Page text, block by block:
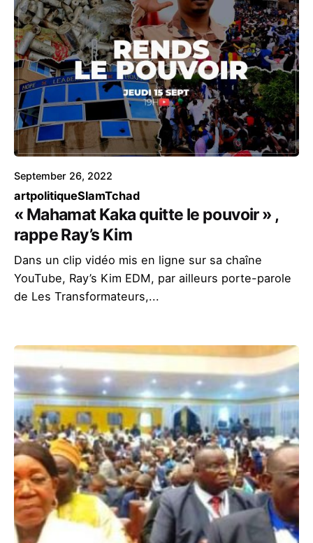
September 26, 2022
artpolitiqueSlamTchad
« Mahamat Kaka quitte le pouvoir » ,
rappe Ray’s Kim
Dans un clip vidéo mis en ligne sur sa chaîne
YouTube, Ray’s Kim EDM, par ailleurs porte-parole
de Les Transformateurs,...